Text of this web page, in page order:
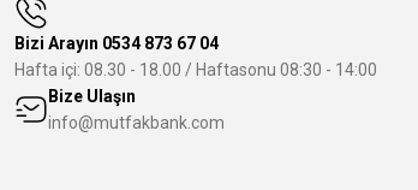
Bizi Arayın 0534 873 67 04
Hafta içi: 08.30 - 18.00 / Haftasonu 08:30 - 14:00
Bize Ulaşın
info@mutfakbank.com